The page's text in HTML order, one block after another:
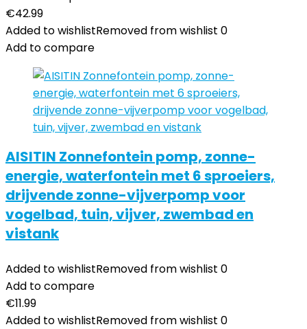
€42.99
Added to wishlistRemoved from wishlist 0
Add to compare
AISITIN Zonnefontein pomp, zonne-
energie, waterfontein met 6 sproeiers,
drijvende zonne-vijverpomp voor
vogelbad, tuin, vijver, zwembad en
vistank
Added to wishlistRemoved from wishlist 0
Add to compare
€11.99
Added to wishlistRemoved from wishlist 0